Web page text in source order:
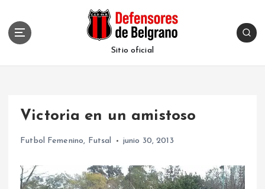
Sitio oficial
Victoria en un amistoso
Futbol Femenino, Futsal junio 30, 2013